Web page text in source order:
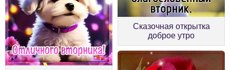
Сказочная открытка
доброе утро